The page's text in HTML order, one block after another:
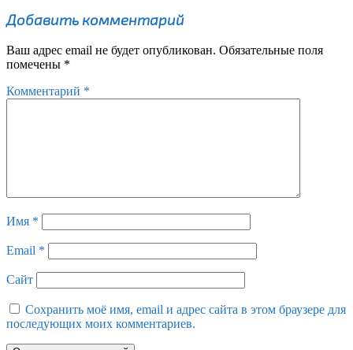
Добавить комментарий
Ваш адрес email не будет опубликован. Обязательные поля
помечены *
Комментарий *
Имя *
Email *
Сайт
Сохранить моё имя, email и адрес сайта в этом браузере для
последующих моих комментариев.